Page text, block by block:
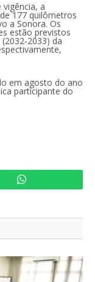
a
177 quilômetros
a Sonora. Os
estão previstos
2033) da
em agosto do ano
participante do
WhatsApp